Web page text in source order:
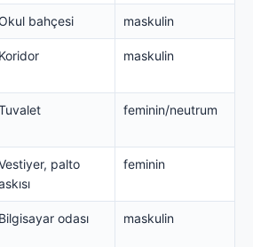
bahçesi maskulin
Koridor maskulin
feminin/neutrum
palto
feminin
Bilgisayar odası maskulin